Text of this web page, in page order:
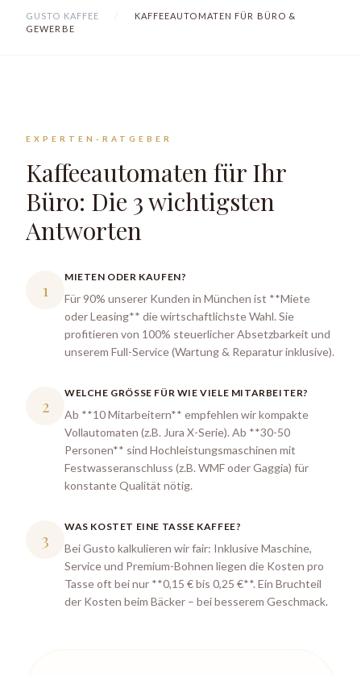
GUSTO KAFFEE /
KAFFEEAUTOMATEN FÜR BÜRO &
GEWERBE
EXPERTEN-RATGEBER
Kaffeeautomaten für Ihr
Büro: Die 3 wichtigsten
Antworten
1
MIETEN ODER KAUFEN?
Für 90% unserer Kunden in München ist **Miete
oder Leasing** die wirtschaftlichste Wahl. Sie
profitieren von 100% steuerlicher Absetzbarkeit und
unserem Full-Service (Wartung & Reparatur inklusive).
2
WELCHE GRÖSSE FÜR WIE VIELE MITARBEITER?
Ab **10 Mitarbeitern** empfehlen wir kompakte
Vollautomaten (z.B. Jura X-Serie). Ab **30-50
Personen** sind Hochleistungsmaschinen mit
Festwasseranschluss (z.B. WMF oder Gaggia) für
konstante Qualität nötig.
3
WAS KOSTET EINE TASSE KAFFEE?
Bei Gusto kalkulieren wir fair: Inklusive Maschine,
Service und Premium-Bohnen liegen die Kosten pro
Tasse oft bei nur **0,15 € bis 0,25 €**. Ein Bruchteil
der Kosten beim Bäcker – bei besserem Geschmack.